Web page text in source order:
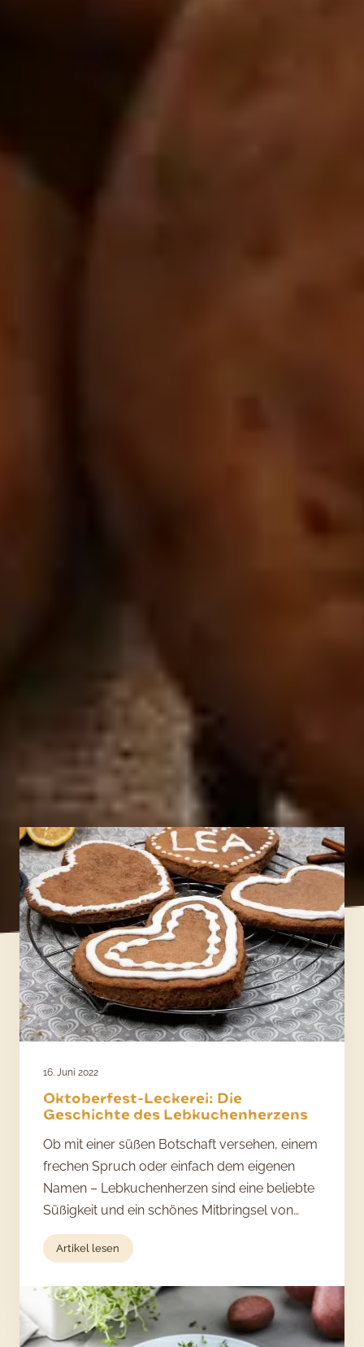
16. Juni 2022
Oktoberfest-Leckerei: Die
Geschichte des Lebkuchenherzens
Ob mit einer süßen Botschaft versehen, einem
frechen Spruch oder einfach dem eigenen
Namen – Lebkuchenherzen sind eine beliebte
Süßigkeit und ein schönes Mitbringsel von…
Artikel lesen
Oktoberfest-
Die
Geschichte
des